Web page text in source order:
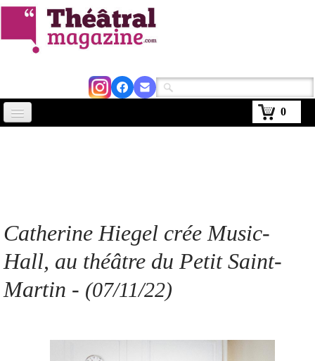
0
Se connecter
Catherine Hiegel crée Music-
Hall, au théâtre du Petit Saint-
Martin - (07/11/22)